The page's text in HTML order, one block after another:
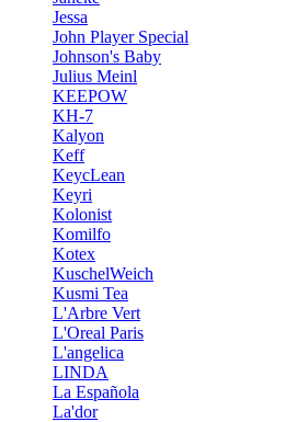
Jessa
John Player Special
Johnson's Baby
Julius Meinl
KEEPOW
KH-7
Kalyon
Keff
KeycLean
Keyri
Kolonist
Komilfo
Kotex
KuschelWeich
Kusmi Tea
L'Arbre Vert
L'Oreal Paris
L'angelica
LINDA
La Española
La'dor